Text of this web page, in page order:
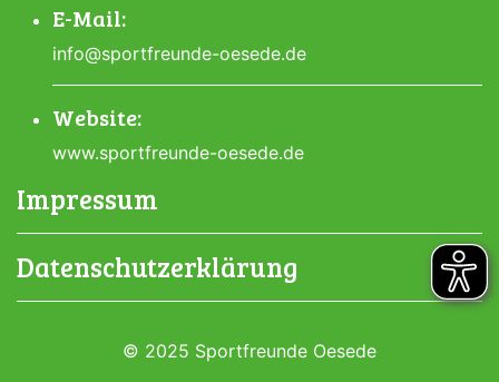
E-Mail:
info@sportfreunde-oesede.de
Website:
www.sportfreunde-oesede.de
Impressum
Datenschutzerklärung
© 2025 Sportfreunde Oesede